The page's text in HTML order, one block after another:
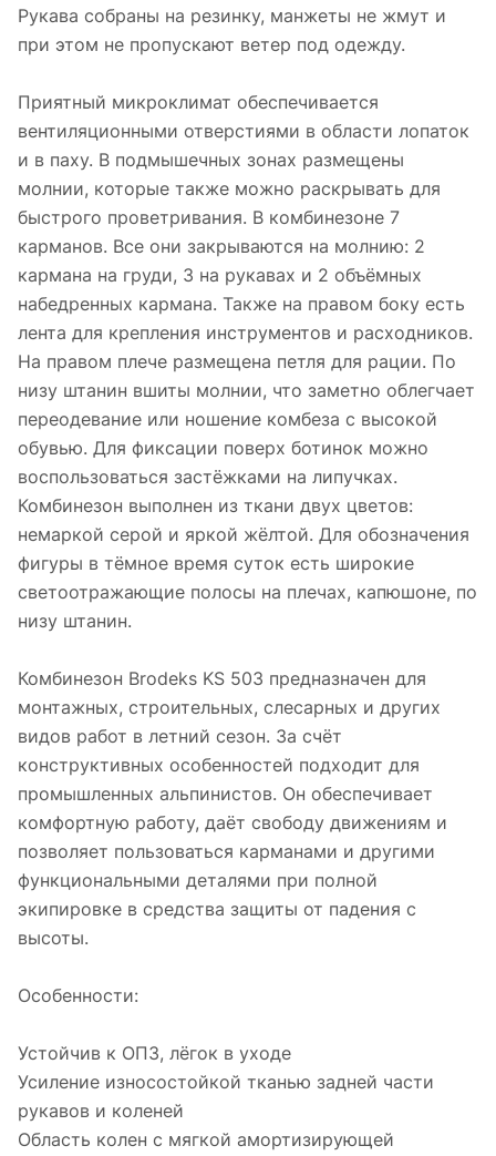
Рукава собраны на резинку, манжеты не жмут и
при этом не пропускают ветер под одежду.
Приятный микроклимат обеспечивается
вентиляционными отверстиями в области лопаток
и в паху. В подмышечных зонах размещены
молнии, которые также можно раскрывать для
быстрого проветривания. В комбинезоне 7
карманов. Все они закрываются на молнию: 2
кармана на груди, 3 на рукавах и 2 объёмных
набедренных кармана. Также на правом боку есть
лента для крепления инструментов и расходников.
На правом плече размещена петля для рации. По
низу штанин вшиты молнии, что заметно облегчает
переодевание или ношение комбеза с высокой
обувью. Для фиксации поверх ботинок можно
воспользоваться застёжками на липучках.
Комбинезон выполнен из ткани двух цветов:
немаркой серой и яркой жёлтой. Для обозначения
фигуры в тёмное время суток есть широкие
светоотражающие полосы на плечах, капюшоне, по
низу штанин.
Комбинезон Brodeks KS 503 предназначен для
монтажных, строительных, слесарных и других
видов работ в летний сезон. За счёт
конструктивных особенностей подходит для
промышленных альпинистов. Он обеспечивает
комфортную работу, даёт свободу движениям и
позволяет пользоваться карманами и другими
функциональными деталями при полной
экипировке в средства защиты от падения с
высоты.
Особенности:
Устойчив к ОПЗ, лёгок в уходе
Усиление износостойкой тканью задней части
рукавов и коленей
Область колен с мягкой амортизирующей